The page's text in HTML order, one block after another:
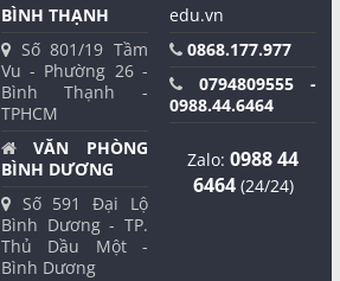
BÌNH THẠNH
Số 801/19 Tầm
Vu - Phường 26 -
Bình Thạnh -
TPHCM
VĂN PHÒNG
BÌNH DƯƠNG
Số 591 Đại Lộ
Bình Dương - TP.
Thủ Dầu Một -
Bình Dương
edu.vn
0868.177.977
0794809555 -
0988.44.6464
Zalo:0988 44
6464(24/24)